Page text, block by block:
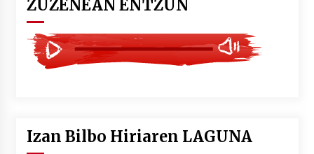
ZUZENEAN ENTZUN
Izan Bilbo Hiriaren LAGUNA